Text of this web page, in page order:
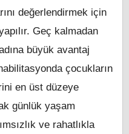
değerlendirmek için
Geç kalmadan
büyük avantaj
çocukların
en üst düzeye
günlük yaşam
ve rahatlıkla